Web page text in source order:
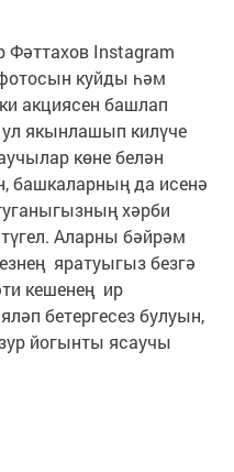
Instagram
куйды һәм
акциясен башлап
якынлашып килүче
көне белән
башкаларның да исенә
хәрби
Аларны бәйрәм
яратуыгыз безгә
кешенең ир
бетергесез булуын,
йогынты ясаучы